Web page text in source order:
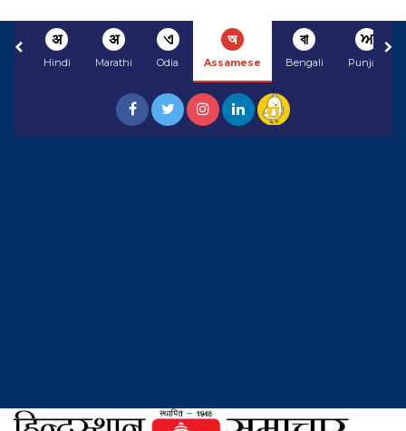
अ
Hindi
अ
Marathi
ଏ
Odia
অ
Assamese
বা
Bengali
ਅ
Punjabi